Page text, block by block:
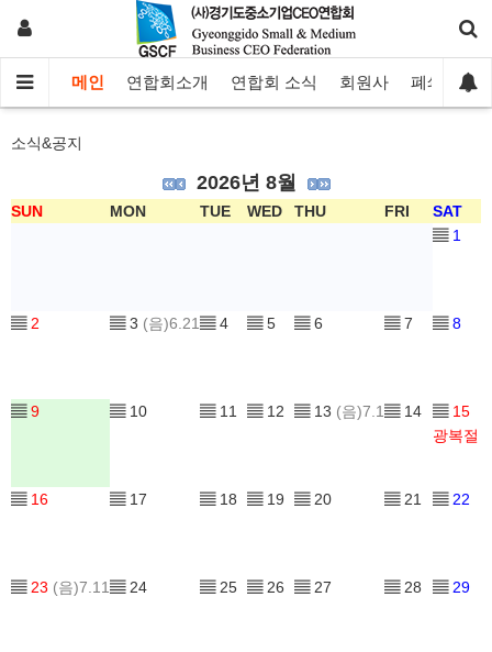
메인 연합회소개 연합회 소식 회원사 폐쇄몰
소식&공지
2026년 8월
SUN MON TUE WED THU FRI
SAT
▤ 1
▤ 2 ▤ 3 (음)6.21▤ 4 ▤ 5 ▤ 6 ▤ 7 ▤ 8
▤ 9 ▤ 10 ▤ 11 ▤ 12 ▤ 13 (음)7.1▤ 14 ▤ 15
광복절
▤ 16 ▤ 17 ▤ 18 ▤ 19 ▤ 20 ▤ 21 ▤ 22
▤ 23 (음)7.11▤ 24 ▤ 25 ▤ 26 ▤ 27 ▤ 28 ▤ 29